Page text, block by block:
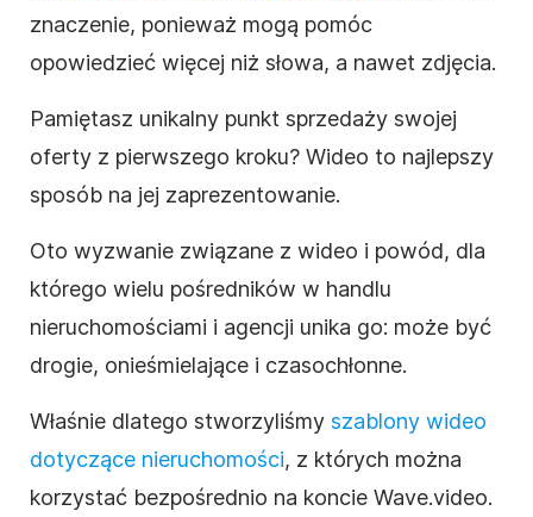
znaczenie, ponieważ mogą pomóc
opowiedzieć więcej niż słowa, a nawet zdjęcia.
Pamiętasz unikalny punkt sprzedaży swojej
oferty z pierwszego kroku? Wideo to najlepszy
sposób na jej zaprezentowanie.
Oto wyzwanie związane z wideo i powód, dla
którego wielu pośredników w handlu
nieruchomościami i agencji unika go: może być
drogie, onieśmielające i czasochłonne.
Właśnie dlatego stworzyliśmy szablony wideo
dotyczące nieruchomości, z których można
korzystać bezpośrednio na koncie Wave.video.